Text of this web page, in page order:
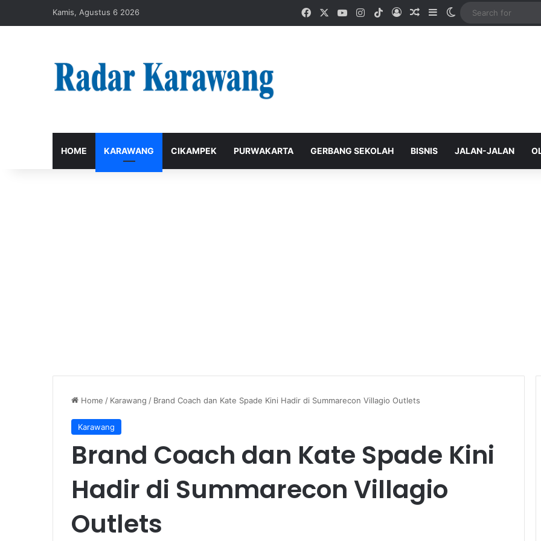
Kamis, Agustus 6 2026 FacebookYouTubeInstagram
TikTokLog InRandom Article
SidebarSwitch skin
HOME KARAWANG CIKAMPEK PURWAKARTA GERBANG SEKOLAH BISNIS JALAN-JALAN
Home / Karawang / Brand Coach dan Kate Spade Kini Hadir di Summarecon Villagio Outlets
Karawang
Brand Coach dan Kate Spade Kini
Hadir di Summarecon Villagio
Outlets